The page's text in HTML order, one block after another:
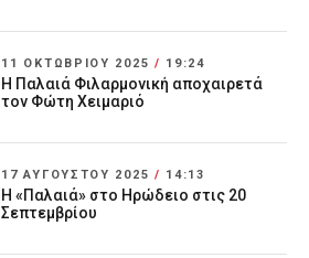
11 ΟΚΤΩΒΡΊΟΥ 2025 / 19:24
Η Παλαιά Φιλαρμονική αποχαιρετά
τον Φώτη Χειμαριό
17 ΑΥΓΟΎΣΤΟΥ 2025 / 14:13
Η «Παλαιά» στο Ηρώδειο στις 20
Σεπτεμβρίου